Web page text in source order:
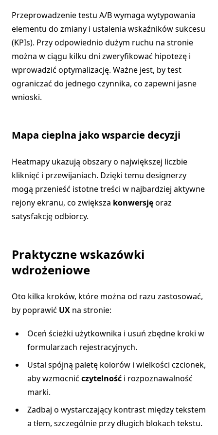
Przeprowadzenie testu A/B wymaga wytypowania
elementu do zmiany i ustalenia wskaźników sukcesu
(KPIs). Przy odpowiednio dużym ruchu na stronie
można w ciągu kilku dni zweryfikować hipotezę i
wprowadzić optymalizację. Ważne jest, by test
ograniczać do jednego czynnika, co zapewni jasne
wnioski.
Mapa cieplna jako wsparcie decyzji
Heatmapy ukazują obszary o największej liczbie
kliknięć i przewijaniach. Dzięki temu designerzy
mogą przenieść istotne treści w najbardziej aktywne
rejony ekranu, co zwiększa konwersjęoraz
satysfakcję odbiorcy.
Praktyczne wskazówki
wdrożeniowe
Oto kilka kroków, które można od razu zastosować,
by poprawić UX na stronie:
Oceń ścieżki użytkownika i usuń zbędne kroki w
formularzach rejestracyjnych.
Ustal spójną paletę kolorów i wielkości czcionek,
aby wzmocnić czytelność i rozpoznawalność
marki.
Zadbaj o wystarczający kontrast między tekstem
a tłem, szczególnie przy długich blokach tekstu.